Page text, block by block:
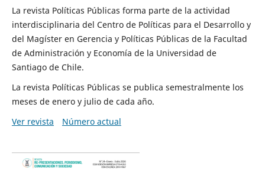
La revista Políticas Públicas forma parte de la actividad
interdisciplinaria del Centro de Políticas para el Desarrollo y
del Magíster en Gerencia y Políticas Públicas de la Facultad
de Administración y Economía de la Universidad de
Santiago de Chile.
La revista Políticas Públicas se publica semestralmente los
meses de enero y julio de cada año.
Ver revista
Número actual